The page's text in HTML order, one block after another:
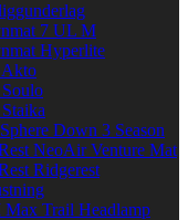
7 UL M
Hyperlite
Akto
Down 3 Season
NeoAir Venture Mat
Ridgerest
Max Trail Headlamp